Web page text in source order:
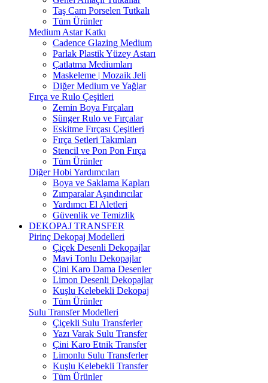
Taş Cam Porselen Tutkalı
Tüm Ürünler
Medium Astar Katkı
Cadence Glazing Medium
Parlak Plastik Yüzey Astarı
Çatlatma Mediumları
Maskeleme | Mozaik Jeli
Diğer Medium ve Yağlar
Fırça ve Rulo Çeşitleri
Zemin Boya Fırçaları
Sünger Rulo ve Fırçalar
Eskitme Fırçası Çeşitleri
Fırça Setleri Takımları
Stencil ve Pon Pon Fırça
Tüm Ürünler
Diğer Hobi Yardımcıları
Boya ve Saklama Kapları
Zımparalar Aşındırıcılar
Yardımcı El Aletleri
Güvenlik ve Temizlik
DEKOPAJ TRANSFER
Pirinç Dekopaj Modelleri
Çiçek Desenli Dekopajlar
Mavi Tonlu Dekopajlar
Çini Karo Dama Desenler
Limon Desenli Dekopajlar
Kuşlu Kelebekli Dekopaj
Tüm Ürünler
Sulu Transfer Modelleri
Çiçekli Sulu Transferler
Yazı Varak Sulu Transfer
Çini Karo Etnik Transfer
Limonlu Sulu Transferler
Kuşlu Kelebekli Transfer
Tüm Ürünler